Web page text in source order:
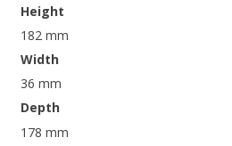
Height
182 mm
Width
36 mm
Depth
178 mm